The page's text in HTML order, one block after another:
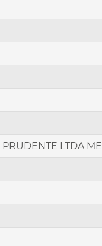
LTDA ME